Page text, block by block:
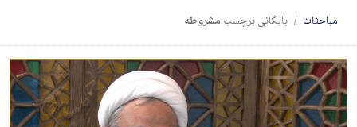
مباحثات بایگانی برچسب مشروطه